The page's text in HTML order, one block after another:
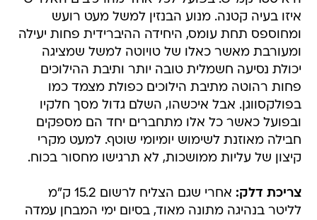
איזו בעיה קטנה. מנוע הבנזין למשל מעט רועש
ומחוספס תחת עומס, היחידה ההיברידית פחות יעילה
ומעורבת מאשר כאלו של טויוטה למשל שמציגה
יכולת נסיעה חשמלית טובה יותר ותיבת ההילוכים
פחות רהוטה מתיבת הילוכים כפולת מצמד כמו
בפולקסווגן. אבל איכשהו, השלם גדול מסך חלקיו
ובפועל כאשר כל אלו מתחברים יחד הם מספקים
חבילה מאוזנת לשימוש יומיומי שוטף. למעט מקרי
קיצון של עליות ממושכות, לא תרגישו מחסור בכוח.
צריכת דלק:
אחרי שגם הצליח לרשום 15.2 ק"מ
לליטר בנהיגה מתונה מאוד, בסיום ימי המבחן עמדה